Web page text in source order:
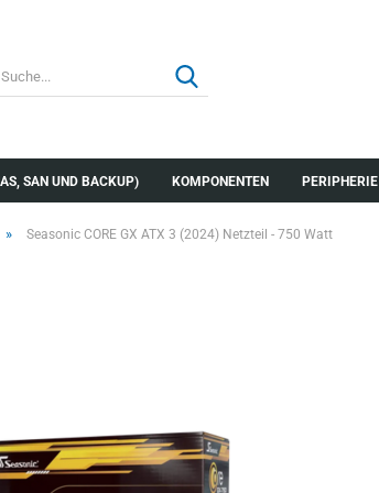
SAN UND BACKUP) KOMPONENTEN PERIPHERIE
» Seasonic CORE GX ATX 3 (2024) Netzteil - 750 Watt